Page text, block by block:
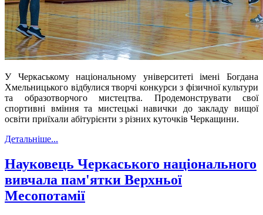
У Черкаському національному університеті імені Богдана
Хмельницького відбулися творчі конкурси з фізичної культури
та образотворчого мистецтва. Продемонструвати свої
спортивні вміння та мистецькі навички до закладу вищої
освіти приїхали абітурієнти з різних куточків Черкащини.
Детальніше...
Науковець Черкаського національного
вивчала пам'ятки Верхньої
Месопотамії